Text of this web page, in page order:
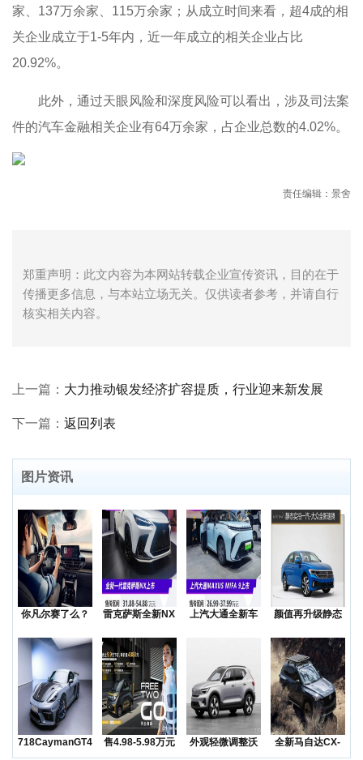
家、137万余家、115万余家；从成立时间来看，超4成的相
关企业成立于1-5年内，近一年成立的相关企业占比
20.92%。
此外，通过天眼风险和深度风险可以看出，涉及司法案
件的汽车金融相关企业有64万余家，占企业总数的4.02%。
责任编辑：景舍
郑重声明：此文内容为本网站转载企业宣传资讯，目的在于
传播更多信息，与本站立场无关。仅供读者参考，并请自行
核实相关内容。
上一篇： 大力推动银发经济扩容提质，行业迎来新发展
下一篇： 返回列表
图片资讯
你凡尔赛了么？
降价
雷克萨斯全新NX
上汽大通全新车
颜值再升级静态
新
718CaymanGT4RS
领衔
售4.98-5.98万元
五菱Na
外观轻微调整沃
尔沃发布海外版
全新马自达CX-
50越野SUV正